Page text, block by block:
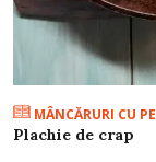
MÂNCĂRURI CU
Plachie de crap